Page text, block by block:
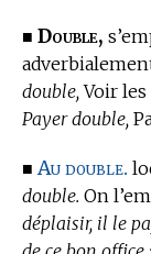
■ Double,
double,Voir les
Payer double,
■Au double.
double. On
déplaisir, il le